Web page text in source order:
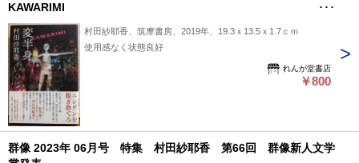
村田紗耶香、筑摩書房、2019年、19.3ｘ13.5ｘ1.7ｃｍ
使用感なく状態良好
れんが堂書店
￥800
群像 2023年 06月号 特集 村田紗耶香 第66回 群像新人文学